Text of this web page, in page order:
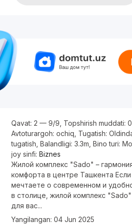
Qavat: 2 — 9/9 Topshirish muddati:
Avtoturargoh: ochiq Tugatish:
tugatish Balandligi: 3.3m Bino turi:
joy sinfi: Biznes
Жилой комплекс "Sado" –
комфорта в центре Ташкента
мечтаете о современном и
в столице, жилой комплекс
для вас...
Yangilangan: 04 Jun 2025